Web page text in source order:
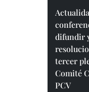
difundir
tercer
Comité
PCV